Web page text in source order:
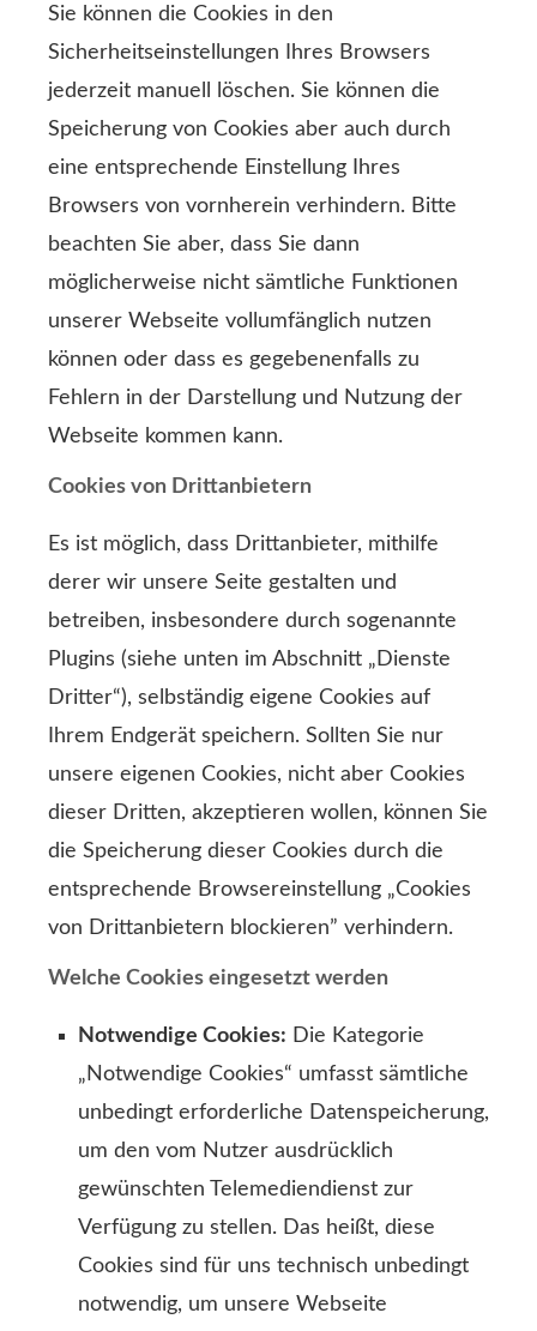
Sie können die Cookies in den
Sicherheitseinstellungen Ihres Browsers
jederzeit manuell löschen. Sie können die
Speicherung von Cookies aber auch durch
eine entsprechende Einstellung Ihres
Browsers von vornherein verhindern. Bitte
beachten Sie aber, dass Sie dann
möglicherweise nicht sämtliche Funktionen
unserer Webseite vollumfänglich nutzen
können oder dass es gegebenenfalls zu
Fehlern in der Darstellung und Nutzung der
Webseite kommen kann.
Cookies von Drittanbietern
Es ist möglich, dass Drittanbieter, mithilfe
derer wir unsere Seite gestalten und
betreiben, insbesondere durch sogenannte
Plugins (siehe unten im Abschnitt „Dienste
Dritter“), selbständig eigene Cookies auf
Ihrem Endgerät speichern. Sollten Sie nur
unsere eigenen Cookies, nicht aber Cookies
dieser Dritten, akzeptieren wollen, können Sie
die Speicherung dieser Cookies durch die
entsprechende Browsereinstellung „Cookies
von Drittanbietern blockieren” verhindern.
Welche Cookies eingesetzt werden
Notwendige Cookies: Die Kategorie
„Notwendige Cookies“ umfasst sämtliche
unbedingt erforderliche Datenspeicherung,
um den vom Nutzer ausdrücklich
gewünschten Telemediendienst zur
Verfügung zu stellen. Das heißt, diese
Cookies sind für uns technisch unbedingt
notwendig, um unsere Webseite